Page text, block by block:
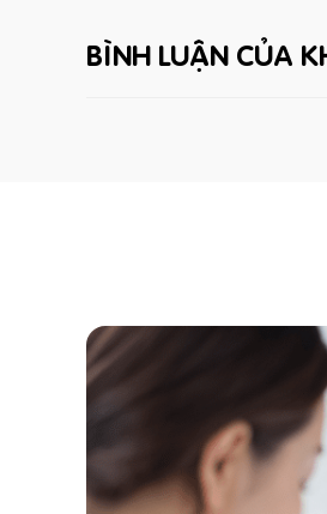
BÌNH LUẬN CỦA